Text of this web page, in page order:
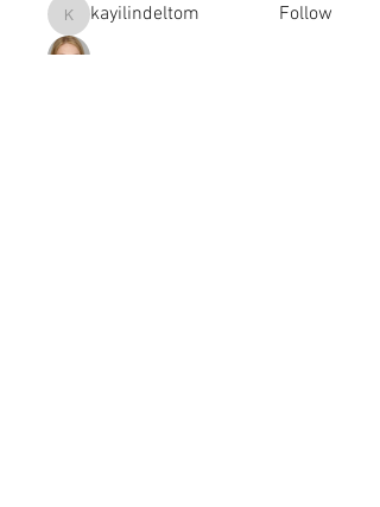
kayilindeltom
kayilindeltom Follow